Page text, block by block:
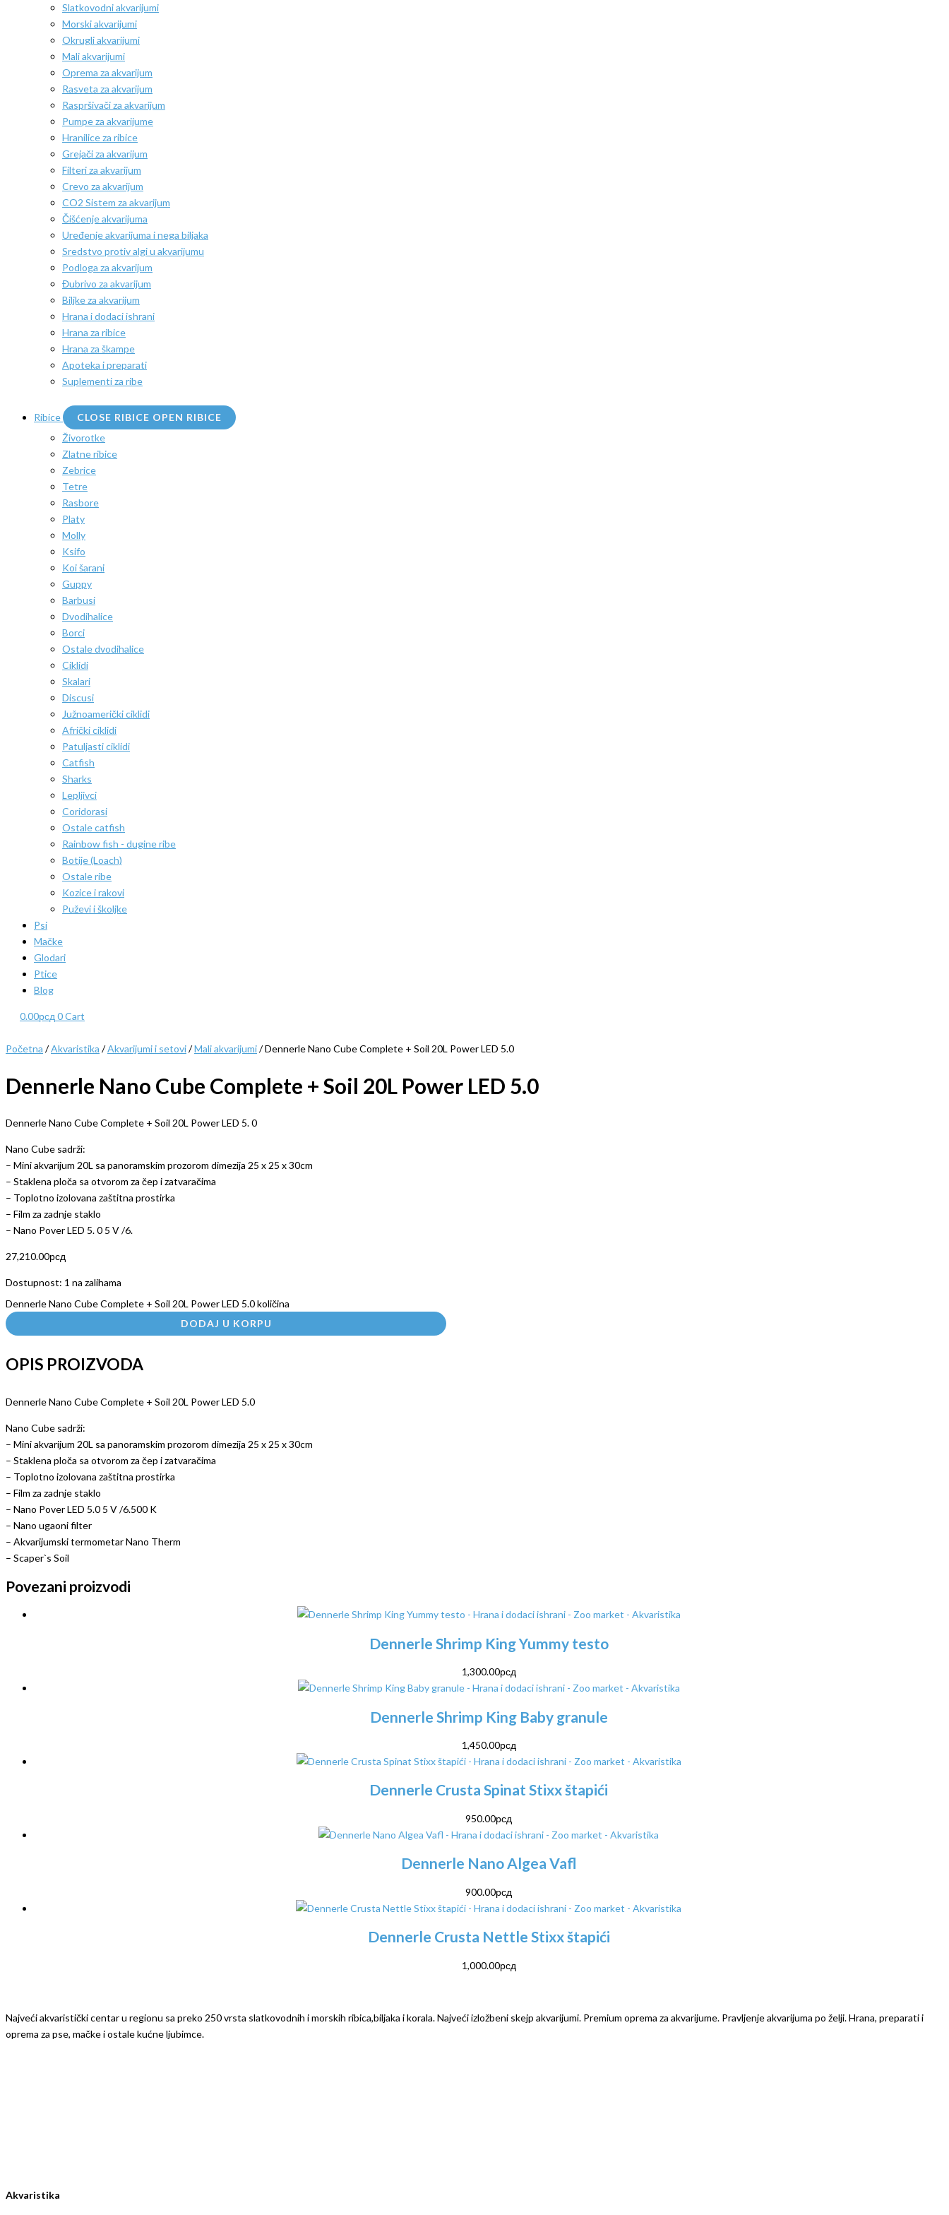
Slatkovodni akvarijumi
Morski akvarijumi
Okrugli akvarijumi
Mali akvarijumi
Oprema za akvarijum
Rasveta za akvarijum
Raspršivači za akvarijum
Pumpe za akvarijume
Hranilice za ribice
Grejači za akvarijum
Filteri za akvarijum
Crevo za akvarijum
CO2 Sistem za akvarijum
Čišćenje akvarijuma
Uređenje akvarijuma i nega biljaka
Sredstvo protiv algi u akvarijumu
Podloga za akvarijum
Đubrivo za akvarijum
Biljke za akvarijum
Hrana i dodaci ishrani
Hrana za ribice
Hrana za škampe
Apoteka i preparati
Suplementi za ribe
Ribice CLOSE RIBICE OPEN RIBICE
Živorotke
Zlatne ribice
Zebrice
Tetre
Rasbore
Platy
Molly
Ksifo
Koi šarani
Guppy
Barbusi
Dvodihalice
Borci
Ostale dvodihalice
Ciklidi
Skalari
Discusi
Južnoamerički ciklidi
Afrički ciklidi
Patuljasti ciklidi
Catfish
Sharks
Lepljivci
Coridorasi
Ostale catfish
Rainbow fish - dugine ribe
Botije (Loach)
Ostale ribe
Kozice i rakovi
Puževi i školjke
Psi
Mačke
Glodari
Ptice
Blog
0.00рсд 0Cart
Početna /Akvaristika /Akvarijumi i setovi/Mali akvarijumi/ Dennerle Nano Cube Complete + Soil 20L Power LED 5.0
Dennerle Nano Cube Complete + Soil 20L Power LED 5.0
Dennerle Nano Cube Complete + Soil 20L Power LED 5. 0
Nano Cube sadrži:
– Mini akvarijum 20L sa panoramskim prozorom dimezija 25 x 25 x 30cm
– Staklena ploča sa otvorom za čep i zatvaračima
– Toplotno izolovana zaštitna prostirka
– Film za zadnje staklo
– Nano Pover LED 5. 0 5 V /6.
27,210.00рсд
Dostupnost: 1 na zalihama
Dennerle Nano Cube Complete + Soil 20L Power LED 5.0 količina
DODAJ U KORPU
OPIS PROIZVODA
Dennerle Nano Cube Complete + Soil 20L Power LED 5.0
Nano Cube sadrži:
– Mini akvarijum 20L sa panoramskim prozorom dimezija 25 x 25 x 30cm
– Staklena ploča sa otvorom za čep i zatvaračima
– Toplotno izolovana zaštitna prostirka
– Film za zadnje staklo
– Nano Pover LED 5.0 5 V /6.500 K
– Nano ugaoni filter
– Akvarijumski termometar Nano Therm
– Scaper`s Soil
Povezani proizvodi
Dennerle Shrimp King Yummy testo
1,300.00рсд
Dennerle Shrimp King Baby granule
1,450.00рсд
Dennerle Crusta Spinat Stixx štapići
950.00рсд
Dennerle Nano Algea Vafl
900.00рсд
Dennerle Crusta Nettle Stixx štapići
1,000.00рсд
Najveći akvaristički centar u regionu sa preko 250 vrsta slatkovodnih i morskih ribica,biljaka i korala. Najveći izložbeni skejp akvarijumi. Premium oprema za akvarijume. Pravljenje akvarijuma po želji. Hrana, preparati i
oprema za pse, mačke i ostale kućne ljubimce.
Akvaristika